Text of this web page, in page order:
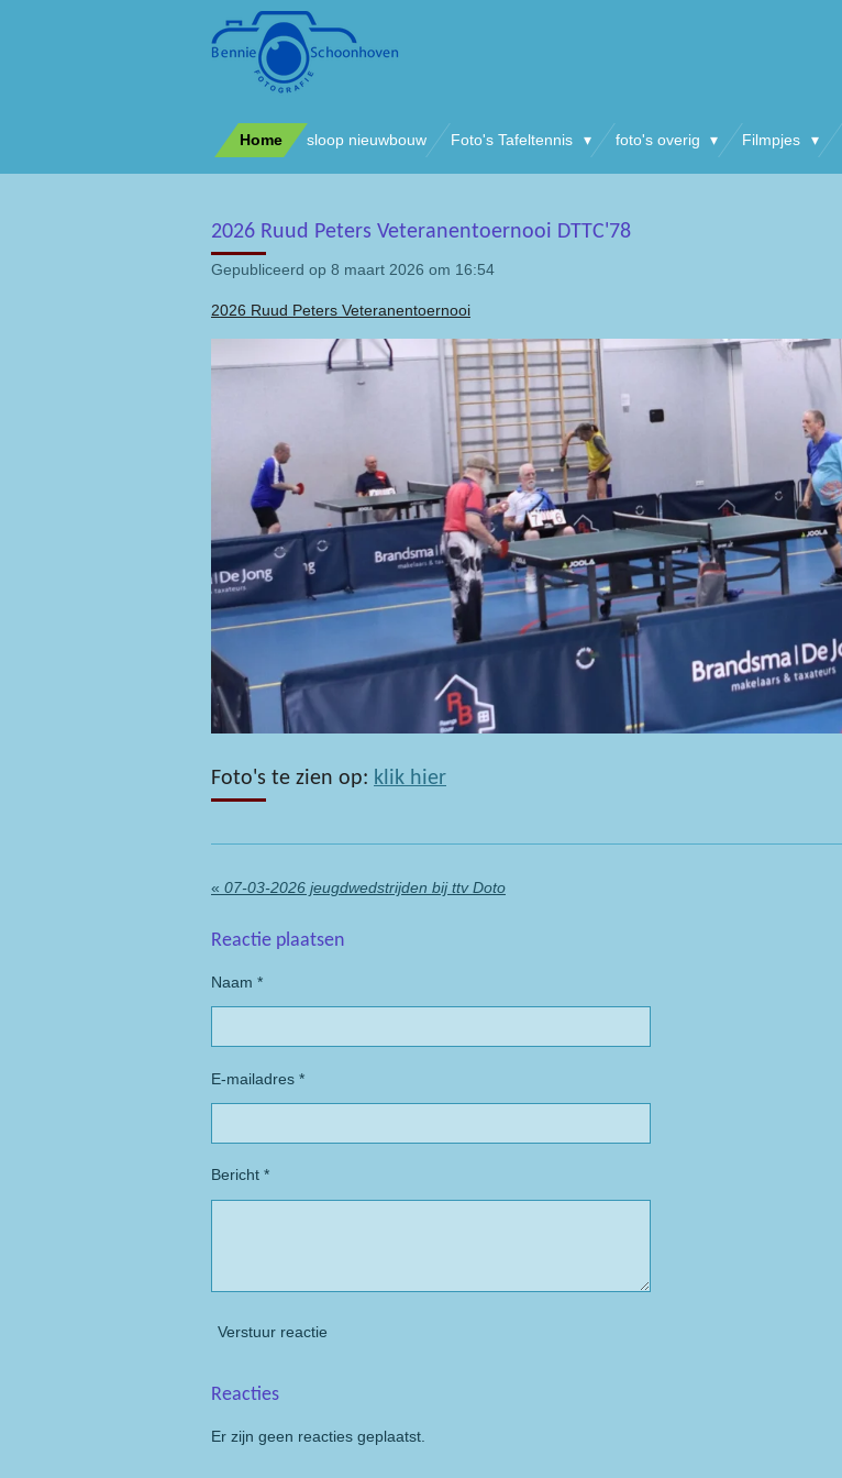
Home
sloop nieuwbouw Foto's Tafeltennis foto's overig Filmpjes
2026 Ruud Peters Veteranentoernooi DTTC'78
Gepubliceerd op 8 maart 2026 om 16:54
2026 Ruud Peters Veteranentoernooi
Foto's te zien op: klik hier
« 07-03-2026 jeugdwedstrijden bij ttv Doto
Reactie plaatsen
Naam *
E-mailadres *
Bericht *
Verstuur reactie
Reacties
Er zijn geen reacties geplaatst.